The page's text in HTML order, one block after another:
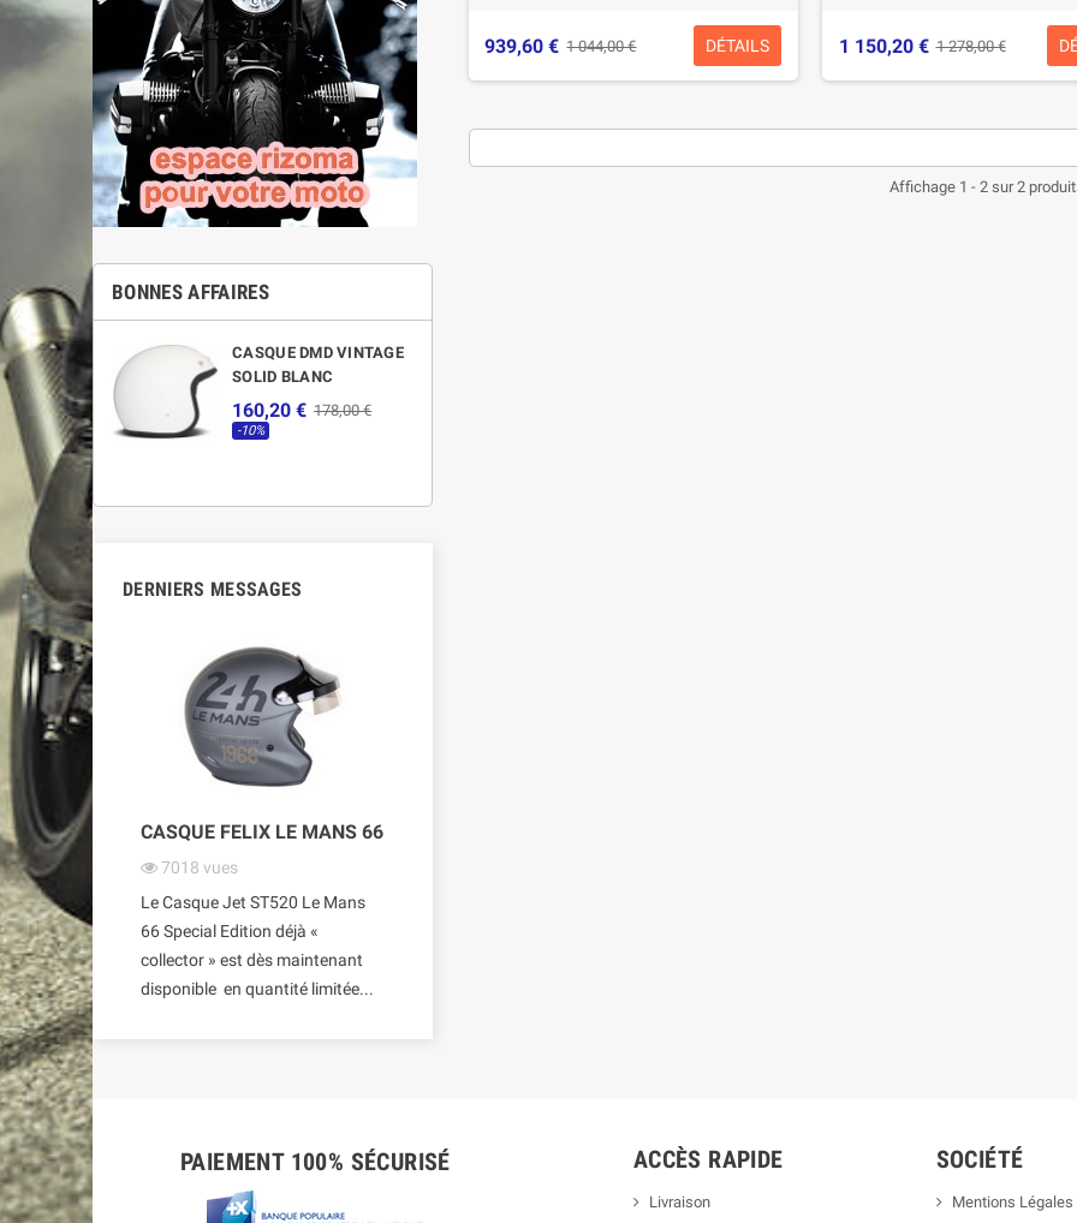
BONNES AFFAIRES
CASQUE DMD VINTAGE
SOLID BLANC
160,20 € 178,00 €
-10%
DERNIERS MESSAGES
CASQUE FELIX LE MANS 66
7018 vues
Le Casque Jet ST520 Le Mans
66 Special Edition déjà «
collector » est dès maintenant
disponible en quantité limitée...
939,60 € 1 044,00 € DÉTAILS 1 150,20 € 1 278,00 €
Affichage 1 - 2 sur 2
PAIEMENT 100% SÉCURISÉ ACCÈS RAPIDE
Livraison
SOCIÉTÉ
Mentions Légales